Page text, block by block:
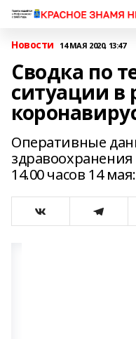
Новости 14 МАЯ 2020, 13:47
Сводка по
ситуации в
Оперативные
14.00 часов 14 мая: